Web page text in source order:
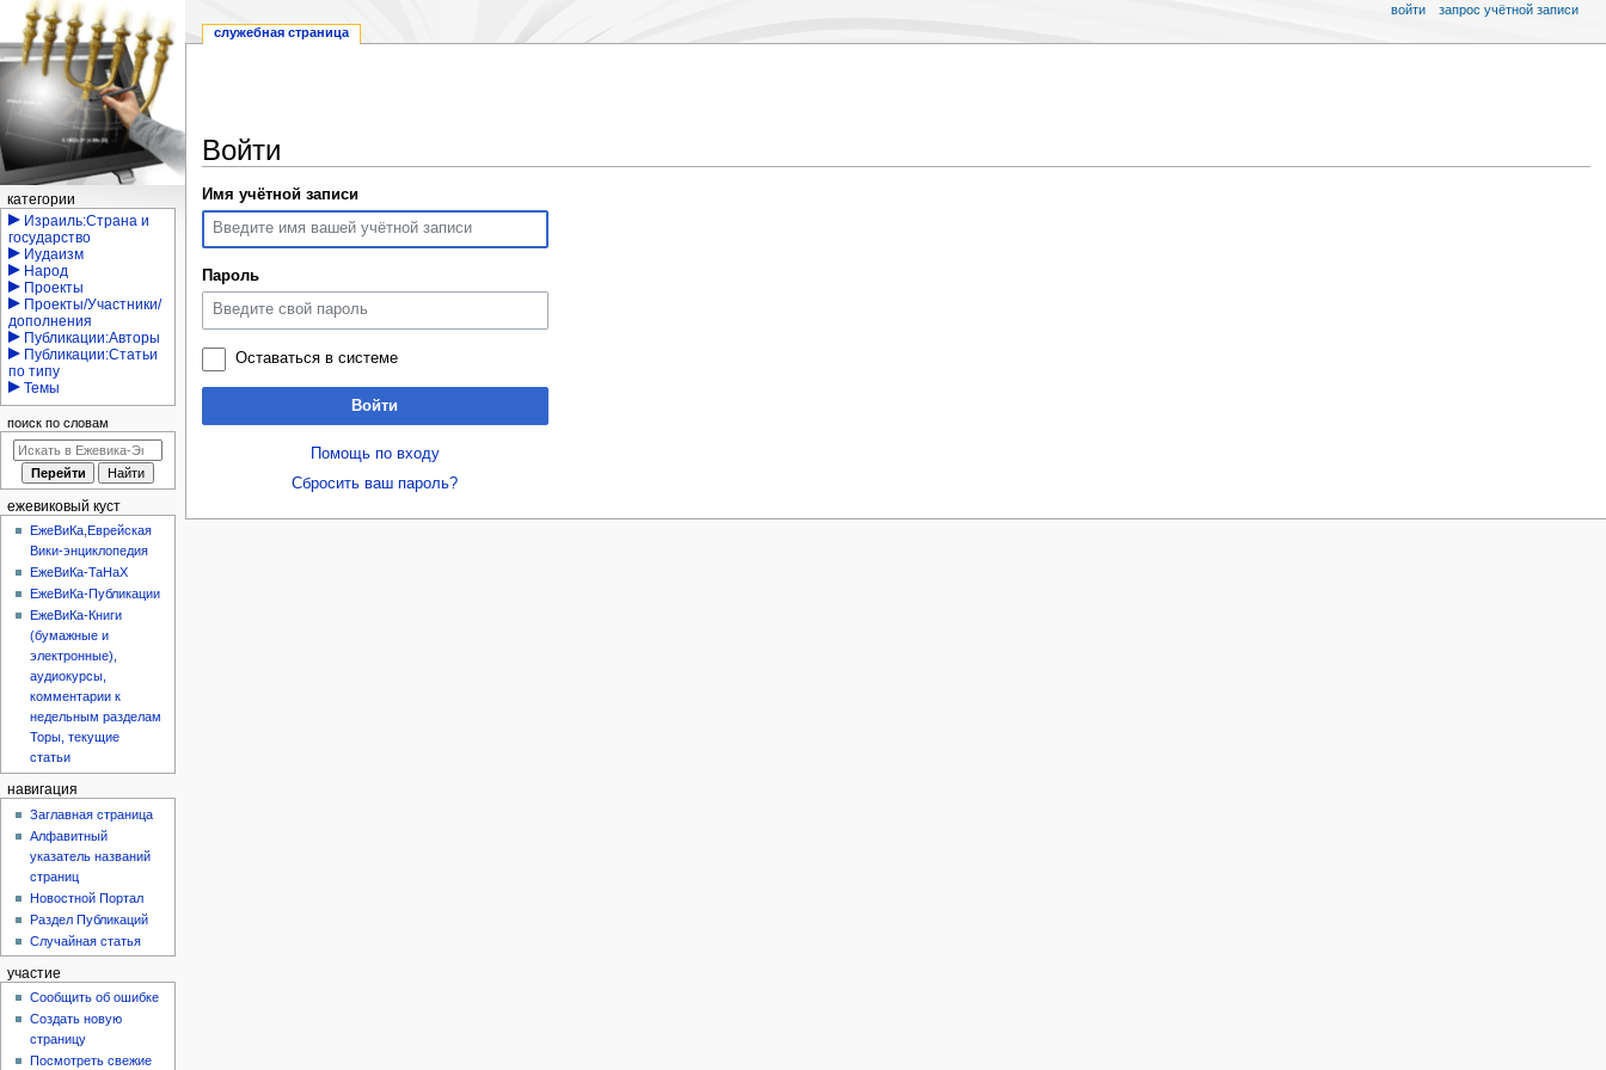
Войти
Перейти
к
навигации
Перейти
к
поиску
Имя учётной записи
Пароль
Оставаться в системе
Войти
Помощь по входу
Сбросить ваш пароль?
Навигация
служебная страница
войти запрос учётной записи
категории
Израиль:Страна и
государство
Иудаизм
Народ
Проекты
Проекты/Участники/
дополнения
Публикации:Авторы
Публикации:Статьи
по типу
Темы
поиск по словам
ежевиковый куст
ЕжеВиКа,Еврейская
Вики-энциклопедия
ЕжеВиКа-ТаНаХ
ЕжеВиКа-Публикации
ЕжеВиКа-Книги
(бумажные и
электронные),
аудиокурсы,
комментарии к
недельным разделам
Торы, текущие
статьи
навигация
Заглавная страница
Алфавитный
указатель названий
страниц
Новостной Портал
Раздел Публикаций
Случайная статья
участие
Сообщить об ошибке
Создать новую
страницу
Посмотреть свежие